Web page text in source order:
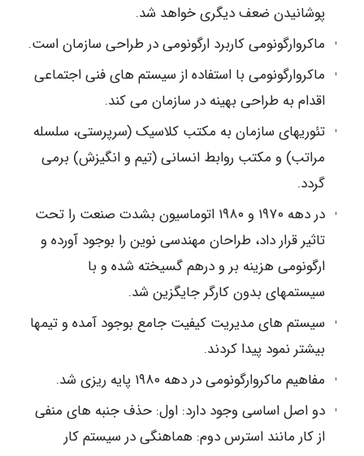
پوشانیدن ضعف دیگری خواهد شد.
ماکروارگونومی کاربرد ارگونومی در طراحی سازمان است.
ماکروارگونومی با استفاده از سیستم های فنی اجتماعی
اقدام به طراحی بهینه در سازمان می کند.
تئوریهای سازمان به مکتب کلاسیک (سرپرستی، سلسله
مراتب) و مکتب روابط انسانی (تیم و انگیزش) برمی
گردد.
در دهه ۱۹۷۰ و ۱۹۸۰ اتوماسیون بشدت صنعت را تحت
تاثیر قرار داد، طراحان مهندسی نوین را بوجود آورده و
ارگونومی هزینه بر و درهم گسیخته شده و با
سیستمهای بدون کارگر جایگزین شد.
سیستم های مدیریت کیفیت جامع بوجود آمده و تیمها
بیشتر نمود پیدا کردند.
مفاهیم ماکروارگونومی در دهه ۱۹۸۰ پایه ریزی شد.
دو اصل اساسی وجود دارد: اول: حذف جنبه های منفی
از کار مانند استرس دوم: هماهنگی در سیستم کار